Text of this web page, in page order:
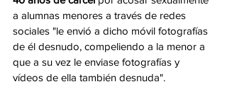
a alumnas menores a través de redes
sociales "le envió a dicho móvil fotografías
de él desnudo, compeliendo a la menor a
que a su vez le enviase fotografías y
vídeos de ella también desnuda".